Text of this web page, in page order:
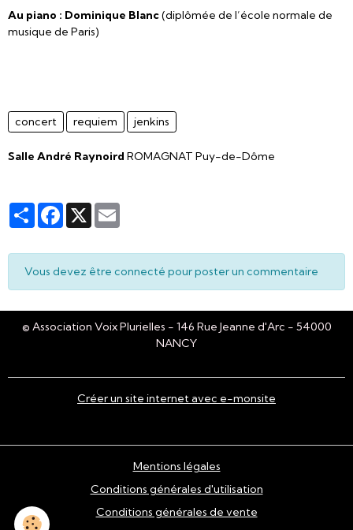
Au piano : Dominique Blanc(diplômée de l’école normale de
musique de Paris)
concert requiem jenkins
Salle André Raynoird ROMAGNAT Puy-de-Dôme
PartagerFacebook
X
Vous devez être connecté pour poster un commentaire
© Association Voix Plurielles - 146 Rue Jeanne d'Arc - 54000
NANCY
Créer un site internet avec e-monsite
Mentions légales
Conditions générales d'utilisation
Conditions générales de vente